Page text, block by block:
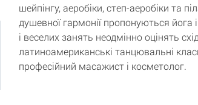
шейпінгу, аеробіки, степ-аеробіки та
душевної гармонії пропонуються йога
і веселих занять неодмінно оцінять
латиноамериканські танцювальні
професійний масажист і косметолог.